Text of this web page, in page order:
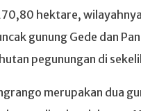
hektare,
gunung Gede dan
pegunungan di
merupakan dua